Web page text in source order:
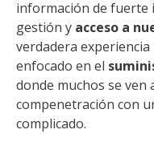
información de fuerte
gestión y acceso a
verdadera
enfocado en el
donde muchos se ven
compenetración con
complicado.